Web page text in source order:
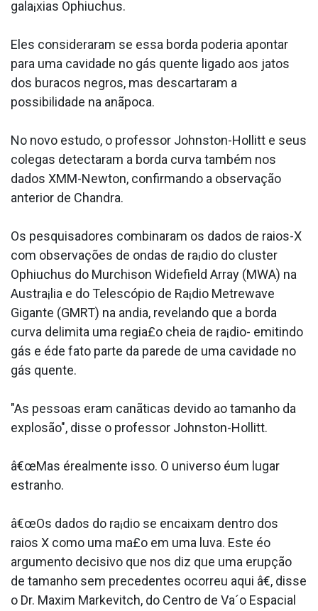
gala¡xias Ophiuchus.
Eles consideraram se essa borda poderia apontar
para uma cavidade no gás quente ligado aos jatos
dos buracos negros, mas descartaram a
possibilidade na anãpoca.
No novo estudo, o professor Johnston-Hollitt e seus
colegas detectaram a borda curva também nos
dados XMM-Newton, confirmando a observação
anterior de Chandra.
Os pesquisadores combinaram os dados de raios-X
com observações de ondas de ra¡dio do cluster
Ophiuchus do Murchison Widefield Array (MWA) na
Austra¡lia e do Telescópio de Ra¡dio Metrewave
Gigante (GMRT) na andia, revelando que a borda
curva delimita uma regia£o cheia de ra¡dio- emitindo
gás e éde fato parte da parede de uma cavidade no
gás quente.
"As pessoas eram canãticas devido ao tamanho da
explosão", disse o professor Johnston-Hollitt.
â€œMas érealmente isso. O universo éum lugar
estranho.
â€œOs dados do ra¡dio se encaixam dentro dos
raios X como uma ma£o em uma luva. Este éo
argumento decisivo que nos diz que uma erupção
de tamanho sem precedentes ocorreu aqui â€, disse
o Dr. Maxim Markevitch, do Centro de Va´o Espacial